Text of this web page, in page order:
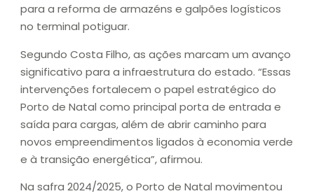
para a reforma de armazéns e galpões logísticos
no terminal potiguar.
Segundo Costa Filho, as ações marcam um avanço
significativo para a infraestrutura do estado. “Essas
intervenções fortalecem o papel estratégico do
Porto de Natal como principal porta de entrada e
saída para cargas, além de abrir caminho para
novos empreendimentos ligados à economia verde
e à transição energética”, afirmou.
Na safra 2024/2025, o Porto de Natal movimentou